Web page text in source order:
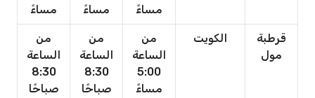
مساءً
مساءً
مساءً
قرطبة
مول
الكويت
من
الساعة
5:00
مساءً
من
الساعة
8:30
صباحًا
من
الساعة
8:30
صباحًا